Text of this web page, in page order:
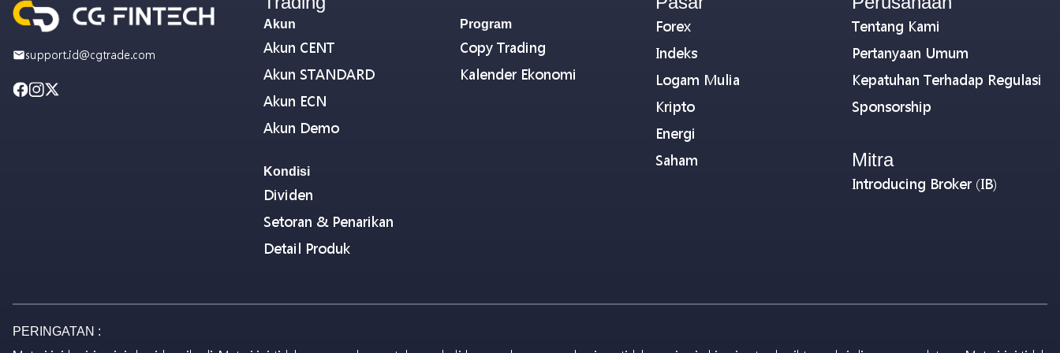
support.id@cgtrade.com
Akun
Akun CENT
Akun STANDARD
Akun ECN
Akun Demo
Kondisi
Dividen
Setoran & Penarikan
Detail Produk
Program
Copy Trading
Kalender Ekonomi
Forex
Indeks
Logam Mulia
Kripto
Energi
Saham
Tentang Kami
Pertanyaan Umum
Kepatuhan Terhadap Regulasi
Sponsorship
Mitra
Introducing Broker (IB)
PERINGATAN :